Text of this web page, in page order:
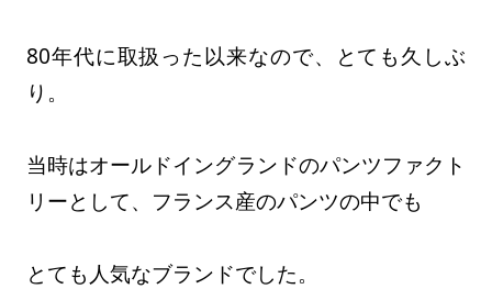
80年代に取扱った以来なので、とても久しぶ
り。
当時はオールドイングランドのパンツファクト
リーとして、フランス産のパンツの中でも
とても人気なブランドでした。